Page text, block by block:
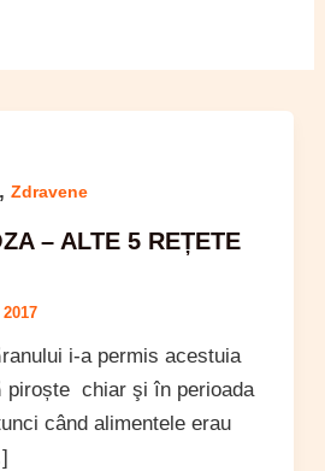
, Zdravene
– ALTE 5 REȚETE
i-a permis acestuia
piroște chiar şi în perioada
când alimentele erau